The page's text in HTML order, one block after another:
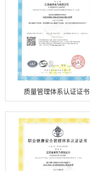
质量管理体系认证证书